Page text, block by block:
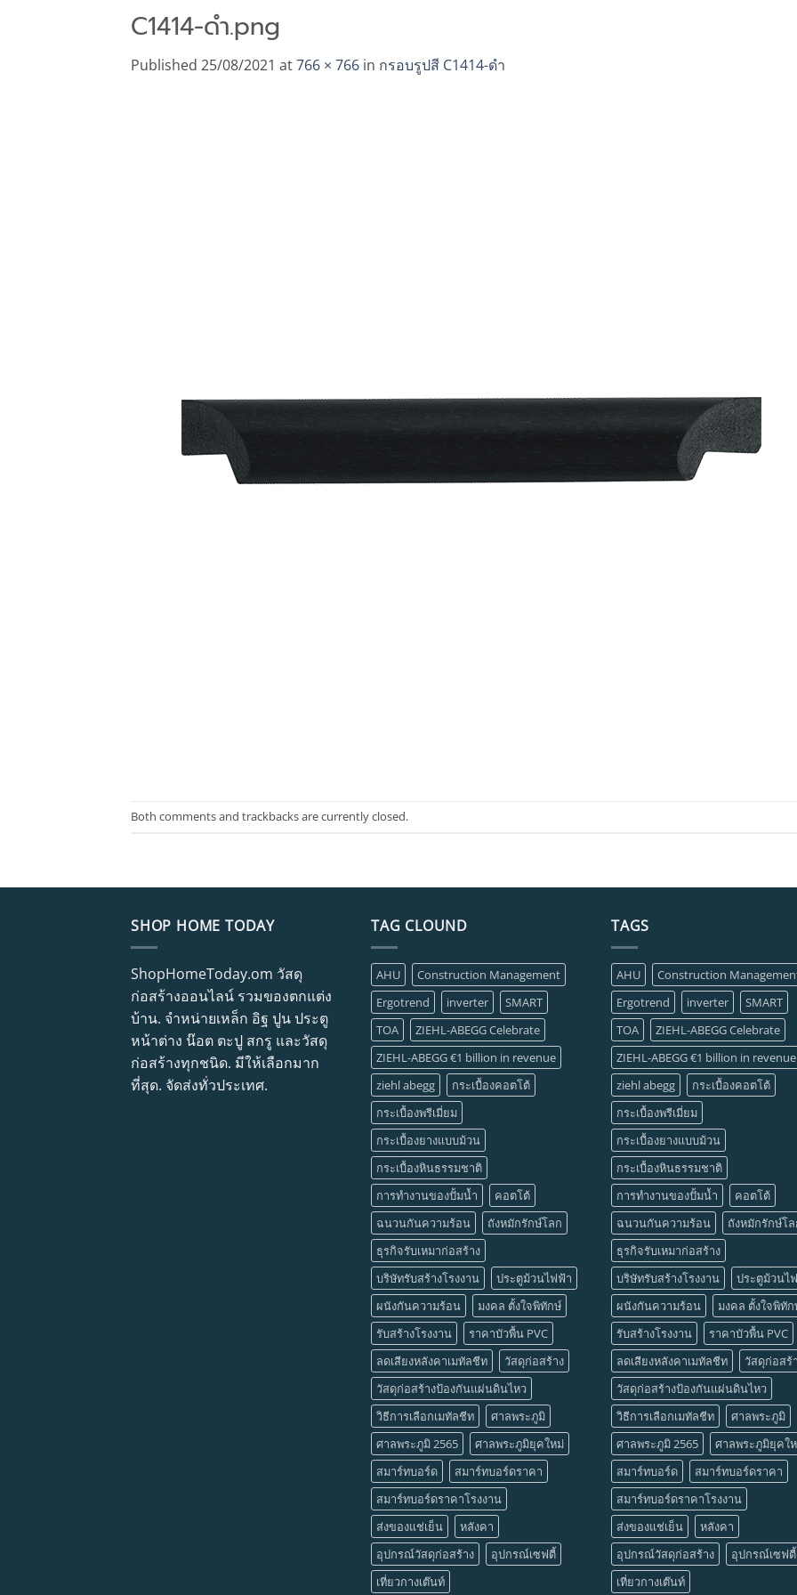
C1414-ดำ.png
Published 25/08/2021 at766 × 766 in กรอบรูปสี C1414-ดำ
Both comments and trackbacks are currently closed.
SHOP HOME TODAY
ShopHomeToday.om วัสดุ
ก่อสร้างออนไลน์ รวมของตกแต่ง
บ้าน. จำหน่ายเหล็ก อิฐ ปูน ประตู
หน้าต่าง น๊อต ตะปู สกรู และวัสดุ
ก่อสร้างทุกชนิด. มีให้เลือกมาก
ที่สุด. จัดส่งทั่วประเทศ.
TAG CLOUND
AHU
Construction Management
Ergotrend
inverter
SMART
TOA
ZIEHL-ABEGG Celebrate
ZIEHL-ABEGG €1 billion in revenue
ziehl abegg
กระเบื้องคอตโต้
กระเบื้องพรีเมี่ยม
กระเบื้องยางแบบม้วน
กระเบื้องหินธรรมชาติ
การทำงานของปั้มน้ำ
คอตโต้
ฉนวนกันความร้อน
ถังหมักรักษ์โลก
ธุรกิจรับเหมาก่อสร้าง
บริษัทรับสร้างโรงงาน
ประตูม้วนไฟฟ้า
ผนังกันความร้อน
มงคล ตั้งใจพิทักษ์
รับสร้างโรงงาน
ราคาบัวพื้น PVC
ลดเสียงหลังคาเมทัลชีท
วัสดุก่อสร้าง
วัสดุก่อสร้างป้องกันแผ่นดินไหว
วิธีการเลือกเมทัลชีท
ศาลพระภูมิ
ศาลพระภูมิ 2565
ศาลพระภูมิยุคใหม่
สมาร์ทบอร์ด
สมาร์ทบอร์ดราคา
สมาร์ทบอร์ดราคาโรงงาน
ส่งของแช่เย็น
หลังคา
อุปกรณ์วัสดุก่อสร้าง
อุปกรณ์เซฟตี้
เที่ยวกางเต๊นท์
TAGS
AHU
Construction
Ergotrend
inverter
SMART
TOA
ZIEHL-ABEGG Celebrate
ZIEHL-ABEGG €1 billion in revenue
ziehl abegg
กระเบื้องคอตโต้
กระเบื้องพรีเมี่ยม
กระเบื้องยางแบบม้วน
กระเบื้องหินธรรมชาติ
การทำงานของปั้มน้ำ
คอตโต้
ฉนวนกันความร้อน
ถังหมักรักษ์โ
ธุรกิจรับเหมาก่อสร้าง
บริษัทรับสร้างโรงงาน
ประตูม้วนไ
ผนังกันความร้อน
มงคล ตั้งใจพิทั
รับสร้างโรงงาน
ราคาบัวพื้น PVC
ลดเสียงหลังคาเมทัลชีท
วัสดุก่อสร้
วัสดุก่อสร้างป้องกันแผ่นดินไหว
วิธีการเลือกเมทัลชีท
ศาลพระภูมิ
ศาลพระภูมิ 2565
ศาลพระภูมิยุคใ
สมาร์ทบอร์ด
สมาร์ทบอร์ดราคา
สมาร์ทบอร์ดราคาโรงงาน
ส่งของแช่เย็น
หลังคา
อุปกรณ์วัสดุก่อสร้าง
อุปกรณ์เซฟตี้
เที่ยวกางเต๊นท์